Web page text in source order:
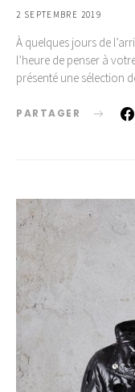
2 SEPTEMBRE 2019
À quelques jours de
l’heure de penser à
présenté une sélection
PARTAGER